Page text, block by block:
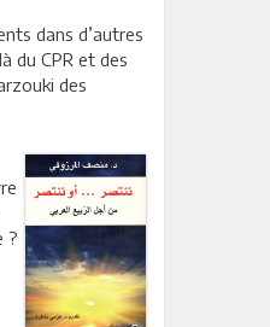
dans d’autres
du CPR et des
des
?